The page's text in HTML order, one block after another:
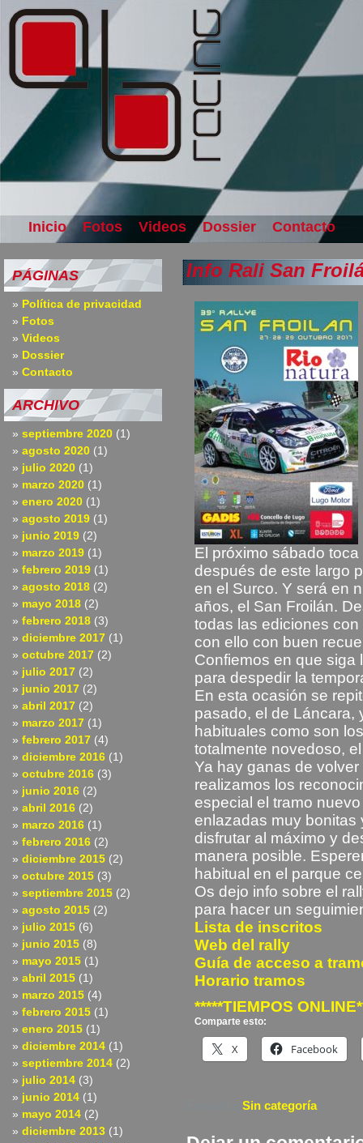
Inicio Fotos Videos Dossier Contacto
PÁGINAS
Política de privacidad
Fotos
Videos
Dossier
Contacto
ARCHIVO
septiembre 2020 (1)
agosto 2020 (1)
julio 2020 (1)
marzo 2020 (1)
enero 2020 (1)
agosto 2019 (1)
junio 2019 (2)
marzo 2019 (1)
febrero 2019 (1)
agosto 2018 (2)
mayo 2018 (2)
febrero 2018 (3)
diciembre 2017 (1)
octubre 2017 (2)
julio 2017 (2)
junio 2017 (2)
abril 2017 (2)
marzo 2017 (1)
febrero 2017 (4)
diciembre 2016 (1)
octubre 2016 (3)
junio 2016 (2)
abril 2016 (2)
marzo 2016 (1)
febrero 2016 (2)
diciembre 2015 (2)
octubre 2015 (3)
septiembre 2015 (2)
agosto 2015 (2)
julio 2015 (6)
junio 2015 (8)
mayo 2015 (1)
abril 2015 (1)
marzo 2015 (4)
febrero 2015 (1)
enero 2015 (1)
diciembre 2014 (1)
septiembre 2014 (2)
julio 2014 (3)
junio 2014 (1)
mayo 2014 (2)
diciembre 2013 (1)
Info Rali San
El próximo sábado
después de este largo
en el Surco. Y será en
años, el San Froilán.
todas las ediciones
con ello con buen
Confiemos en que siga
para despedir la
En esta ocasión se
pasado, el de Láncara,
habituales como son
totalmente novedoso,
Ya hay ganas de
realizamos los
especial el tramo
enlazadas muy bonitas
disfrutar al máximo y
manera posible.
habitual en el parque
Os dejo info sobre el
para hacer un
Lista de inscritos
Web del rally
Guía de acceso a
Horario tramos
*****TIEMPOS
Comparte esto:
X Facebook
Sin categoría